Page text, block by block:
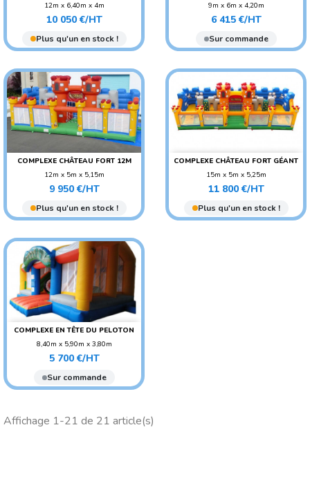
12m x 6,40m x 4m
POIDS : 500 KG
AGE CONSEILLÉ :
ADO/ADULTE
Prix
10 050 €/HT
Plus qu'un en stock !
9m x 6m x 4,20m
POIDS : 350 KG
AGE CONSEILLÉ : ENFANT
Prix
6 415 €/HT
Sur commande
COMPLEXE CHÂTEAU FORT 12M
12m x 5m x 5,15m
POIDS : 450 KG
AGE CONSEILLÉ : ENFANT
Prix
9 950 €/HT
Plus qu'un en stock !
COMPLEXE CHÂTEAU FORT GÉANT
15m x 5m x 5,25m
POIDS : 550 KG
AGE CONSEILLÉ : ENFANT
Prix
11 800 €/HT
Plus qu'un en stock !
COMPLEXE EN TÊTE DU PELOTON
8,40m x 5,90m x 3,80m
POIDS : 300 KG
AGE CONSEILLÉ : ENFANT
Prix
5 700 €/HT
Sur commande
Affichage 1-21 de 21 article(s)